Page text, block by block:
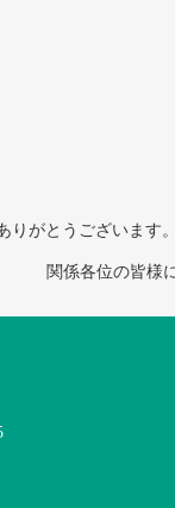
ありがとうござ
。 関係各位の皆様